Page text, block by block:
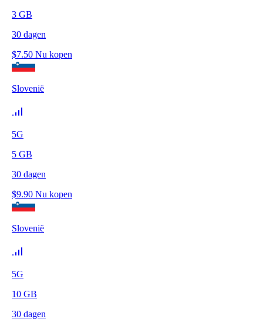
3 GB
30 dagen
$7.50 Nu kopen
Slovenië
5G
5 GB
30 dagen
$9.90 Nu kopen
Slovenië
5G
10 GB
30 dagen